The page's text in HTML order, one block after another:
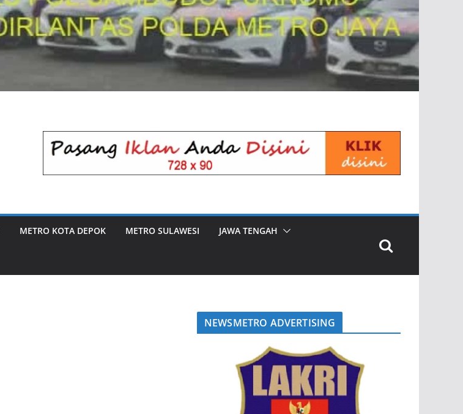
METRO KOTA DEPOK METRO SULAWESI JAWA TENGAH
NEWSMETRO ADVERTISING